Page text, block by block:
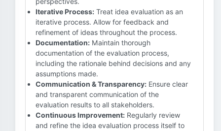
Iterative Process: Treat idea evaluation as an
iterative process. Allow for feedback and
refinement of ideas throughout the process.
Documentation: Maintain thorough
documentation of the evaluation process,
including the rationale behind decisions and any
assumptions made.
Communication & Transparency: Ensure clear
and transparent communication of the
evaluation results to all stakeholders.
Continuous Improvement: Regularly review
and refine the idea evaluation process itself to